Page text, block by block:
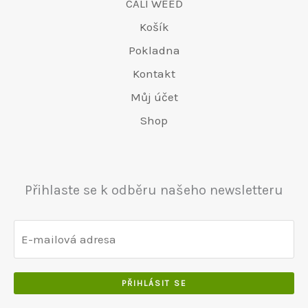
CALI WEED
Košík
Pokladna
Kontakt
Můj účet
Shop
Přihlaste se k odběru našeho newsletteru
PŘIHLÁSIT SE